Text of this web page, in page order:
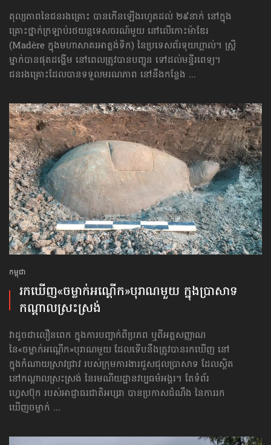
តុល្យភាពនៃជនរងគ្រោះ បានកើនឡើងរហូតដល់ ២៩នាក់ នៅក្នុង
គ្រោះថ្នាក់ក្រឡាប់រថយន្ដទេសចរណ៍មួយ នៅលើកោះម៉ាឌែរ
(Madère ក្នុងមហាសាគរអាត្លង់ទិក) នៃប្រទេសព័រទុយហ្គាល់។ ស្ត្រី
ម្នាក់បានផុតដង្ហើម នៅពេលត្រូវបានបញ្ជូន ទៅដល់មន្ទីរពេទ្យ។
ជនរងគ្រោះដែលបានទទួលមរណភាព នៅនឹងកន្លែង ...
កម្ពុជា
រកឃើញ​«ចម្លាក់អណ្ដើក»​បុរាណ​មួយ ក្នុង​ប្រាសាទ​
កណ្ដាល​ស្រះស្រង់
វាដូចជាលឿនពេក ក្នុងការបញ្ជាក់ពីប្រភព ឬពីអត្តសញ្ញាណ
នៃ«ចម្លាក់អណ្ដើក»​បុរាណមួយ ដែល​ទើបនឹង​ត្រូវបាន​រកឃើញ នៅ
ក្នុងកំណាយស្រាវជ្រាវ របស់ក្រុម​ការងារ​​ជួសជុល​ប្រាសាទ ដែលស្ថិត
នៅ​កណ្តាល​ស្រះស្រង់ នៃរមណីយដ្ឋាន​វប្បធម៌​អង្គរ។ តែទំព័រ
ហ្វេសប៊ុក របស់អាជ្ញាធរជាតិអប្សរា បានប្រកាសដំណឹង នៃការរក
ឃើញចម្លាក់ ...